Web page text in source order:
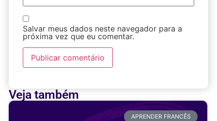
Salvar meus dados neste navegador para a
próxima vez que eu comentar.
Veja também
APRENDER FRANCÊS